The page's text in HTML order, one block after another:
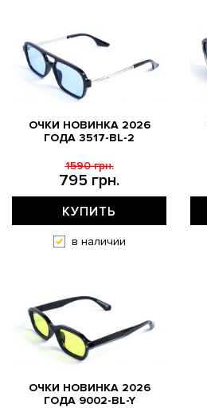
ОЧКИ НОВИНКА 2026
ГОДА 3517-BL-2
795 грн.
1590 грн.
КУПИТЬ
в наличии
ОЧКИ НОВИНКА 2026
ГОДА 9002-BL-Y